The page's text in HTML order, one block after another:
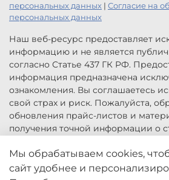
персональных данных | Согласие на
персональных данных
Наш веб-ресурс предоставляет
информацию и не является
согласно Статье 437 ГК РФ.
информация предназначена
ознакомления. Вы соглашаетесь
свой страх и риск. Пожалуйста,
обновления прайс-листов и
получения точной информации о
заказа услуг заполните форму
Цены, указанные на сайте
Мы обрабатываем cookies,
сайт удобнее и